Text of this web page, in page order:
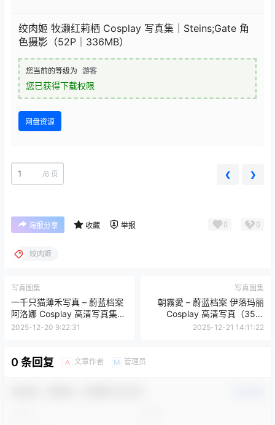
绞肉姬 牧濑红莉栖 Cosplay 写真集｜Steins;Gate 角
色摄影（52P｜336MB）
您当前的等级为 游客
您已获得下载权限
网盘资源
/6 页 ❮ ❯
海报分享 收藏 举报 0 0
绞肉姬
写真图集
一千只猫薄禾写真 – 蔚蓝档案
阿洛娜 Cosplay 高清写真集
（17P / 178.9MB）
2025-12-20 9:22:31
写真图集
朝霧愛 – 蔚蓝档案 伊落玛丽
Cosplay 高清写真（35P-
333.1M）
2025-12-21 14:11:22
0 条回复 A 文章作者 M 管理员